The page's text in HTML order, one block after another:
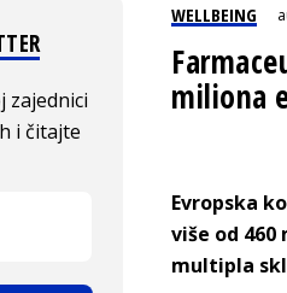
WELLBEING
miliona
Evropska
više od
multipla
zajednici
i čitajte